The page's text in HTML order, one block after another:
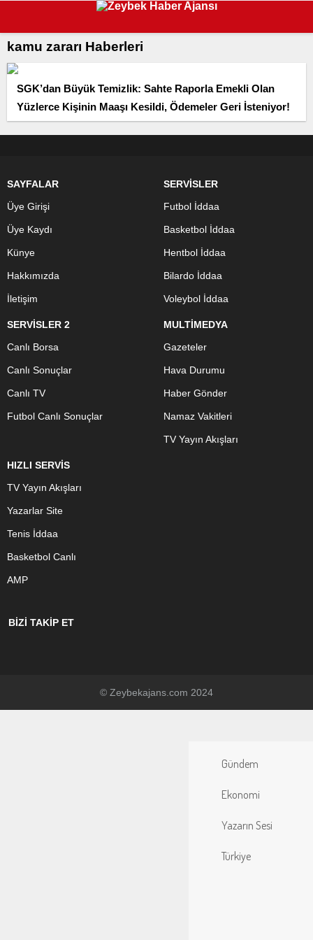
kamu zararı Haberleri
SGK’dan Büyük Temizlik: Sahte Raporla Emekli Olan
Yüzlerce Kişinin Maaşı Kesildi, Ödemeler Geri İsteniyor!
SAYFALAR
Üye Girişi
Üye Kaydı
Künye
Hakkımızda
İletişim
SERVİSLER
Futbol İddaa
Basketbol İddaa
Hentbol İddaa
Bilardo İddaa
Voleybol İddaa
SERVİSLER 2
Canlı Borsa
Canlı Sonuçlar
Canlı TV
Futbol Canlı Sonuçlar
MULTİMEDYA
Gazeteler
Hava Durumu
Haber Gönder
Namaz Vakitleri
TV Yayın Akışları
HIZLI SERVİS
TV Yayın Akışları
Yazarlar Site
Tenis İddaa
Basketbol Canlı
AMP
BİZİ TAKİP ET
© Zeybekajans.com 2024
Gündem
Ekonomi
Yazarın Sesi
Türkiye